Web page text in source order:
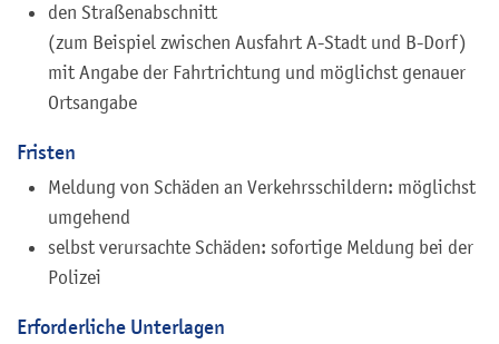
den Straßenabschnitt
(zum Beispiel zwischen Ausfahrt A-Stadt und B-Dorf)
mit Angabe der Fahrtrichtung und möglichst genauer
Ortsangabe
Fristen
Meldung von Schäden an Verkehrsschildern: möglichst
umgehend
selbst verursachte Schäden: sofortige Meldung bei der
Polizei
Erforderliche Unterlagen